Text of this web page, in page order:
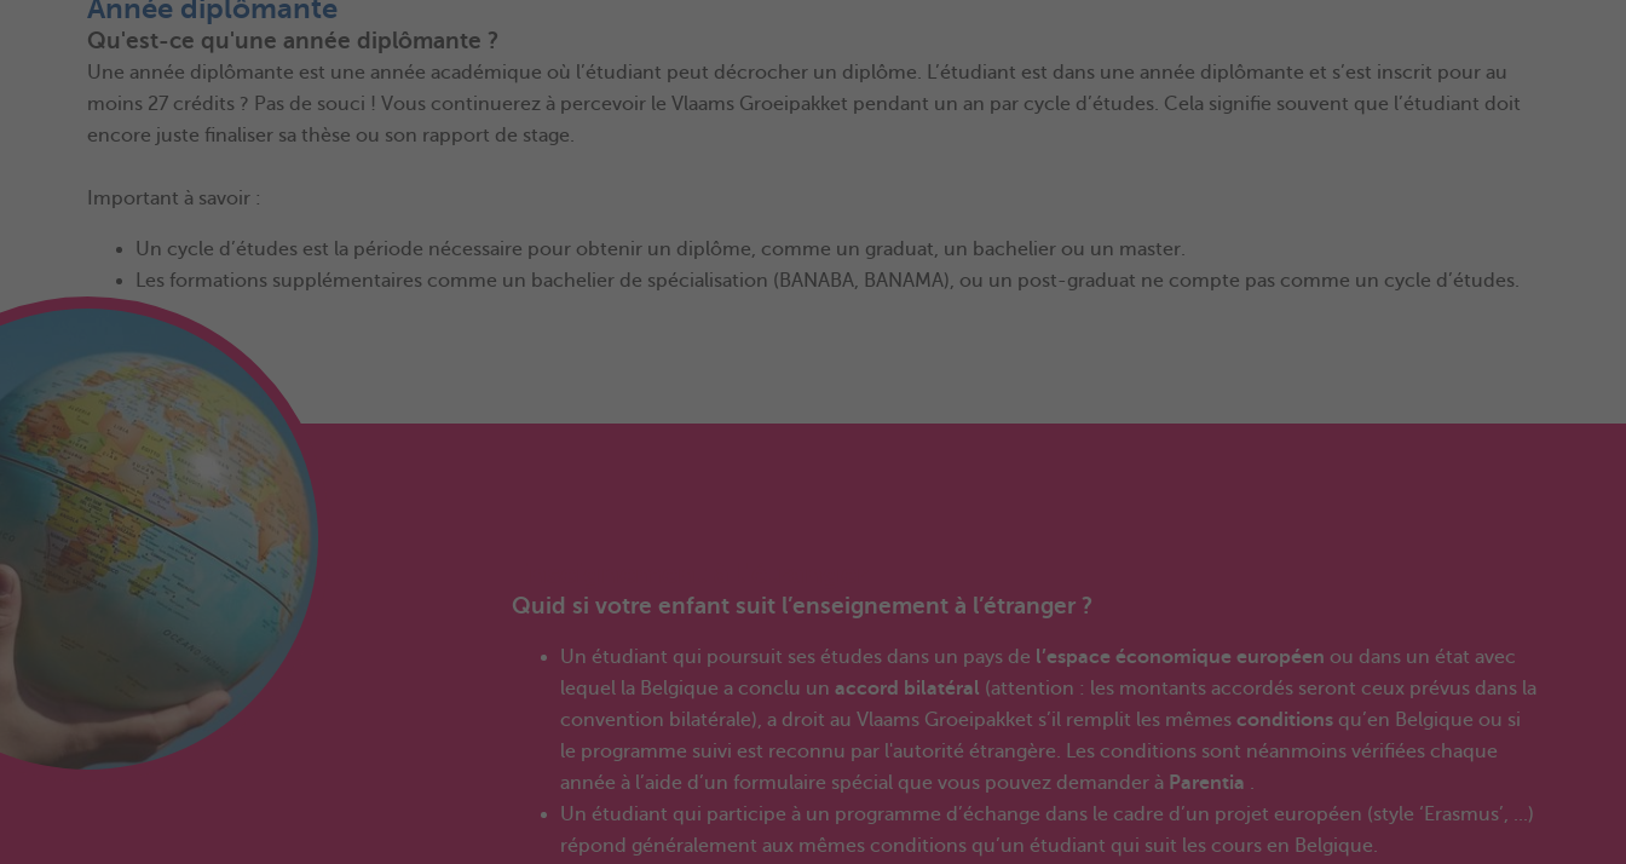
Année diplômante
Qu'est-ce qu'une année diplômante ?
Une année diplômante est une année académique où l’étudiant peut décrocher un diplôme. L’étudiant est dans une année diplômante et s’est inscrit pour au
moins 27 crédits ? Pas de souci ! Vous continuerez à percevoir le Vlaams Groeipakket pendant un an par cycle d’études. Cela signifie souvent que l’étudiant doit
encore juste finaliser sa thèse ou son rapport de stage.
Important à savoir :
Un cycle d’études est la période nécessaire pour obtenir un diplôme, comme un graduat, un bachelier ou un master.
Les formations supplémentaires comme un bachelier de spécialisation (BANABA, BANAMA), ou un post-graduat ne compte pas comme un cycle d’études.
Quid si votre enfant suit l’enseignement à l’étranger ?
Un étudiant qui poursuit ses études dans un pays de l’espace économique européen ou dans un état avec
lequel la Belgique a conclu un accord bilatéral (attention : les montants accordés seront ceux prévus dans la
convention bilatérale), a droit au Vlaams Groeipakket s’il remplit les mêmes conditionsqu’en Belgique ou si
le programme suivi est reconnu par l'autorité étrangère. Les conditions sont néanmoins vérifiées chaque
année à l’aide d’un formulaire spécial que vous pouvez demander à Parentia .
Un étudiant qui participe à un programme d’échange dans le cadre d’un projet européen (style ‘Erasmus’, ...)
répond généralement aux mêmes conditions qu’un étudiant qui suit les cours en Belgique.